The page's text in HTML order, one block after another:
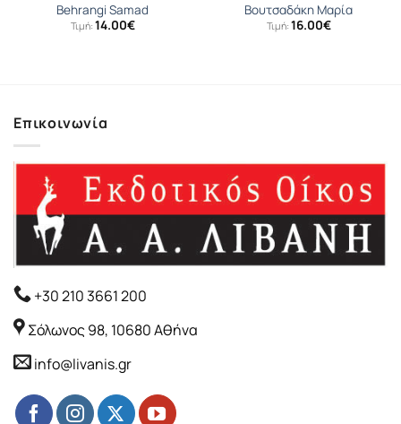
Behrangi Samad
Τιμή: 14.00€
Βουτσαδάκη Μαρία
Τιμή: 16.00€
Επικοινωνία
+30 210 3661 200
Σόλωνος 98, 10680 Αθήνα
info@livanis.gr